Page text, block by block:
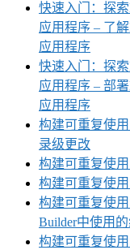
快速入门：探索
应用程序 – 了解
应用程序
快速入门：探索
应用程序 – 部署
应用程序
构建可重复使
录级更改
构建可重复使
构建可重复使
构建可重复使
Builder中使用
构建可重复使